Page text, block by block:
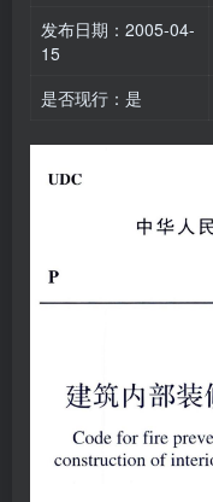
发布日期：2005-04-
15
是否现行：是